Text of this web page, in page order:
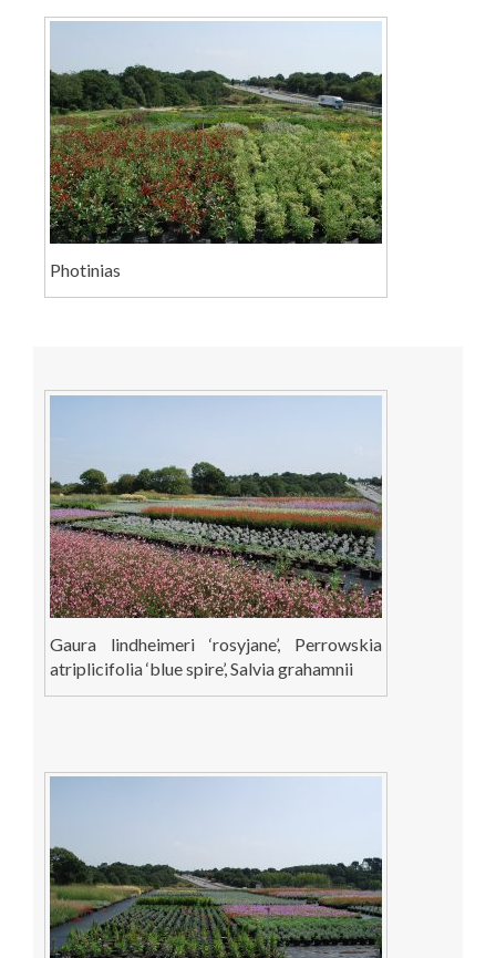
Photinias
Gaura lindheimeri ‘rosyjane’, Perrowskia
atriplicifolia ‘blue spire’, Salvia grahamnii